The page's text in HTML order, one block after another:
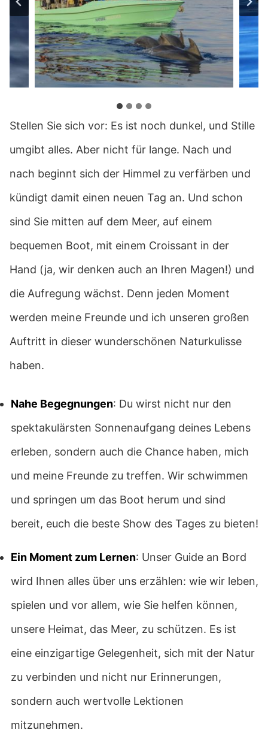
Stellen Sie sich vor: Es ist noch dunkel, und Stille
umgibt alles. Aber nicht für lange. Nach und
nach beginnt sich der Himmel zu verfärben und
kündigt damit einen neuen Tag an. Und schon
sind Sie mitten auf dem Meer, auf einem
bequemen Boot, mit einem Croissant in der
Hand (ja, wir denken auch an Ihren Magen!) und
die Aufregung wächst. Denn jeden Moment
werden meine Freunde und ich unseren großen
Auftritt in dieser wunderschönen Naturkulisse
haben.
Nahe Begegnungen: Du wirst nicht nur den
spektakulärsten Sonnenaufgang deines Lebens
erleben, sondern auch die Chance haben, mich
und meine Freunde zu treffen. Wir schwimmen
und springen um das Boot herum und sind
bereit, euch die beste Show des Tages zu bieten!
Ein Moment zum Lernen: Unser Guide an Bord
wird Ihnen alles über uns erzählen: wie wir leben,
spielen und vor allem, wie Sie helfen können,
unsere Heimat, das Meer, zu schützen. Es ist
eine einzigartige Gelegenheit, sich mit der Natur
zu verbinden und nicht nur Erinnerungen,
sondern auch wertvolle Lektionen
mitzunehmen.